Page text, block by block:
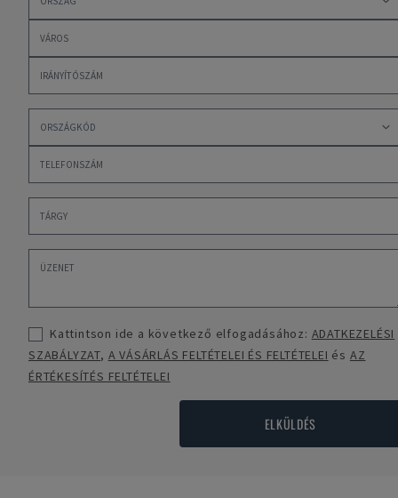
Kattintson ide a következő elfogadásához: ADATKEZELÉSI
SZABÁLYZAT, A VÁSÁRLÁS FELTÉTELEI ÉS FELTÉTELEI és AZ
ÉRTÉKESÍTÉS FELTÉTELEI
ELKÜLDÉS